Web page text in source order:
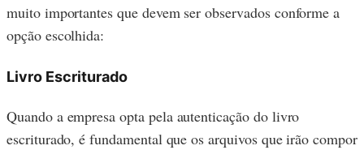
muito importantes que devem ser observados conforme a
opção escolhida:
Livro Escriturado
Quando a empresa opta pela autenticação do livro
escriturado, é fundamental que os arquivos que irão compor